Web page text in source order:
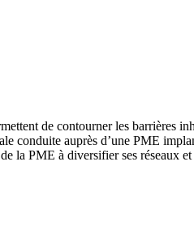
de contourner les barrières
conduite auprès d’une PME
la PME à diversifier ses réseaux